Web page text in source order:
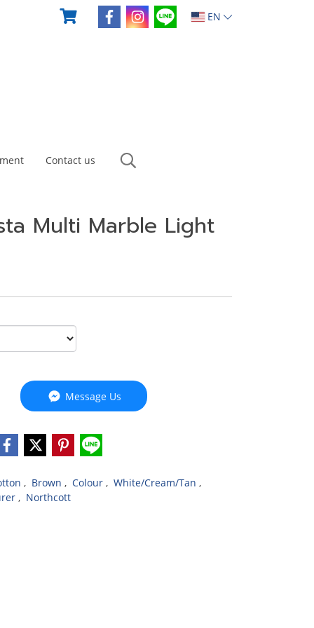
EN
Contact us
Multi Marble Light
Message Us
, Brown , Colour , White/Cream/Tan ,
, Northcott